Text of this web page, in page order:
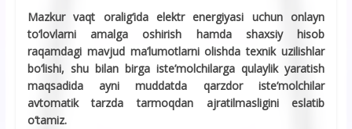
Mazkur vaqt oralig‘ida elektr energiyasi uchun onlayn
tо‘lovlarni amalga oshirish hamda shaxsiy hisob
raqamdagi mavjud ma’lumotlarni olishda texnik uzilishlar
bо‘lishi, shu bilan birga iste’molchilarga qulaylik yaratish
maqsadida ayni muddatda qarzdor iste’molchilar
avtomatik tarzda tarmoqdan ajratilmasligini eslatib
о‘tamiz.